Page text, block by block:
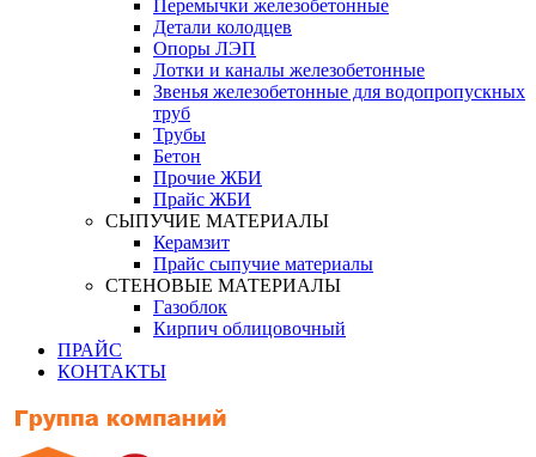
Перемычки железобетонные
Детали колодцев
Опоры ЛЭП
Лотки и каналы железобетонные
Звенья железобетонные для водопропускных
труб
Трубы
Бетон
Прочие ЖБИ
Прайс ЖБИ
СЫПУЧИЕ МАТЕРИАЛЫ
Керамзит
Прайс сыпучие материалы
СТЕНОВЫЕ МАТЕРИАЛЫ
Газоблок
Кирпич облицовочный
ПРАЙС
КОНТАКТЫ